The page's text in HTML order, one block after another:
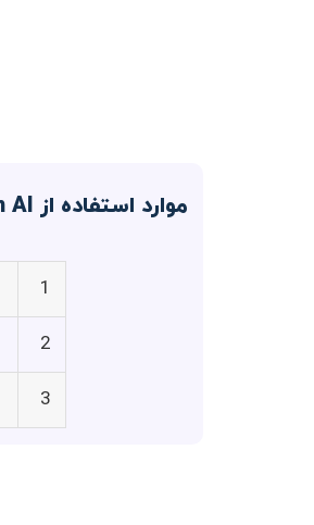
موارد استفاده از NameWith AI
1
2
3